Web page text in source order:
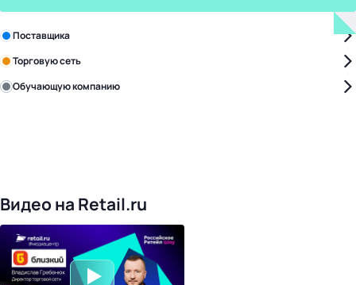
Зарегистрируйте в бизнес-центре:
Поставщика
Торговую сеть
Обучающую компанию
Видео на Retail.ru